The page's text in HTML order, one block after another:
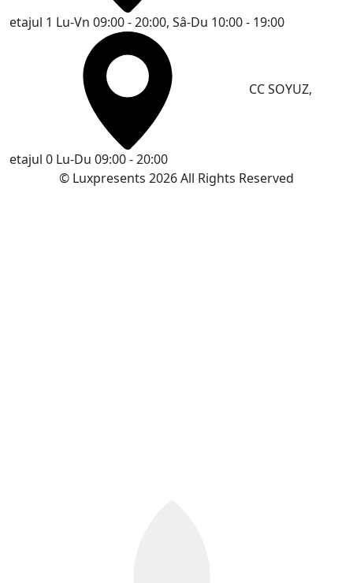
etajul 1 Lu-Vn 09:00 - 20:00, Sâ-Du 10:00 - 19:00
CC SOYUZ,
etajul 0 Lu-Du 09:00 - 20:00
© Luxpresents 2026 All Rights Reserved